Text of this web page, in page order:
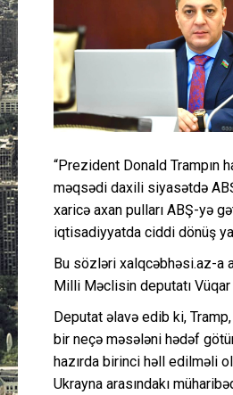
“Prezident Donald Trampın
məqsədi daxili siyasətdə
xaricə axan pulları ABŞ-yə
iqtisadiyyatda ciddi dönüş
Bu sözləri xalqcəbhəsi.az-a
Milli Məclisin deputatı
Deputat əlavə edib ki,
bir neçə məsələni hədəf
hazırda birinci həll edilməli
Ukrayna arasındakı